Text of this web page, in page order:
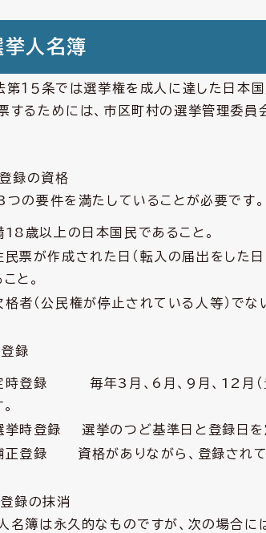
挙人名簿
第１５条では選挙権を成人に達した日本
するためには、市区町村の選挙管理委
録の資格
つの要件を満たしていることが必要です。
18歳以上の日本国民であること。
民票が作成された日（転入の届出をした
こと。
格者（公民権が停止されている人等）でな
録
時登録 毎年3月、6月、9月、12月（登
挙時登録 選挙のつど基準日と登録日を
正登録 資格がありながら、登録されて
録の抹消
名簿は永久的なものですが、次の場合に